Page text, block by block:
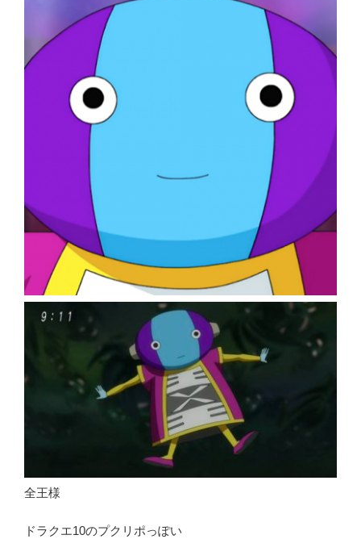
全王様
ドラクエ10のプクリポっぽい